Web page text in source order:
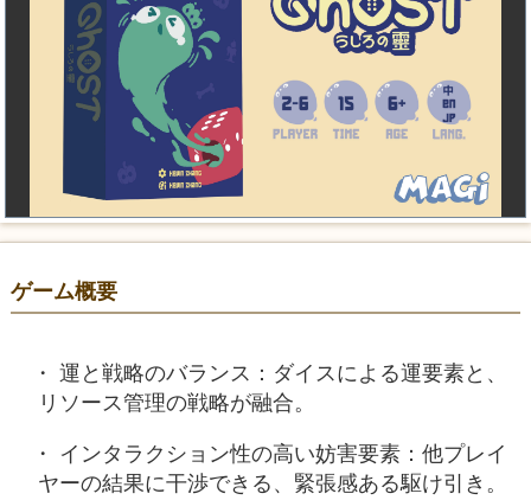
ゲーム概要
運と戦略のバランス：ダイスによる運要素と、
リソース管理の戦略が融合。
インタラクション性の高い妨害要素：他プレイ
ヤーの結果に干渉できる、緊張感ある駆け引き。